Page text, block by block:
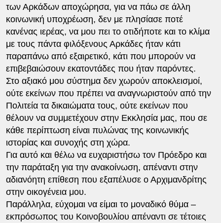
των Αρκάδων αποχώρησα, για να πάω σε άλλη
κοινωνική υποχρέωση, δεν με πλησίασε ποτέ
κανένας ιερέας, να μου πει το οτιδήποτε και το κλίμα
με τους πάντα φιλόξενους Αρκάδες ήταν κάτι
παραπάνω από εξαιρετικό, κάτι που μπορούν να
επιβεβαιώσουν εκατοντάδες που ήταν παρόντες.
Στο αξιακό μου σύστημα δεν χωρούν αποκλεισμοί,
ούτε εκείνων που πρέπει να αναγνωριστούν από την
Πολιτεία τα δικαιώματα τους, ούτε εκείνων που
θέλουν να συμμετέχουν στην Εκκλησία μας, που σε
κάθε περίπτωση είναι πυλώνας της κοινωνικής
ιστορίας και συνοχής στη χώρα.
Για αυτό και θέλω να ευχαριστήσω τον Πρόεδρο και
την παράταξη για την ανακοίνωση, απέναντι στην
αδιανόητη επίθεση που εξαπέλυσε ο Αρχιμανδρίτης
στην οικογένεια μου.
Παράλληλα, εύχομαι να είμαι το μοναδικό θύμα –
εκπρόσωπος του Κοινοβουλίου απέναντι σε τέτοιες